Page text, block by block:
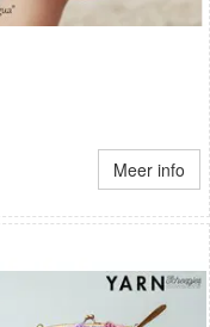
Meer info